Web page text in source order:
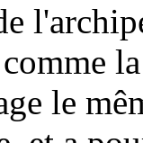
le